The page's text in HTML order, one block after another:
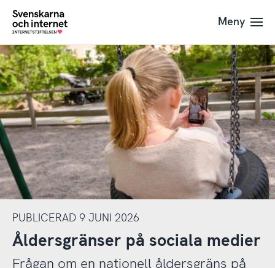
Till
navigation
Till
innehåll
To
startpage
Meny
PUBLICERAD 9 JUNI 2026
Åldersgränser på sociala medier
Frågan om en nationell åldersgräns på